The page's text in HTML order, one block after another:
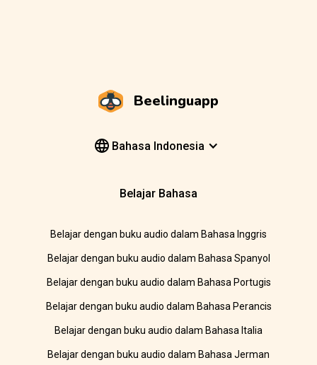
Beelinguapp
Bahasa Indonesia
Belajar Bahasa
Belajar dengan buku audio dalam Bahasa Inggris
Belajar dengan buku audio dalam Bahasa Spanyol
Belajar dengan buku audio dalam Bahasa Portugis
Belajar dengan buku audio dalam Bahasa Perancis
Belajar dengan buku audio dalam Bahasa Italia
Belajar dengan buku audio dalam Bahasa Jerman